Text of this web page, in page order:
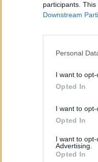
participants.
Downstream
Personal
I want to
Opted In
I want to
Opted In
I want to
Advertising.
Opted In